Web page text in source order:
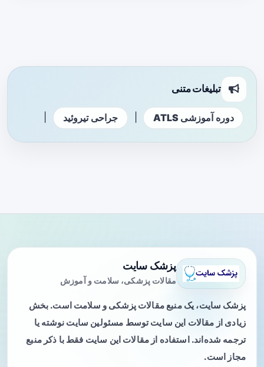
تبلیغات متنی
دوره آموزشی ATLS جراحی تیروئید
پزشک سایت
مقالات پزشکی، سلامت و آموزش
پزشک سایت، یک منبع مقالات پزشکی و سلامت است. بخش
زیادی از مقالات این سایت توسط مسئولین سایت نوشته یا
ترجمه شده‌اند. استفاده از مقالات این سایت فقط با ذکر منبع
مجاز است.